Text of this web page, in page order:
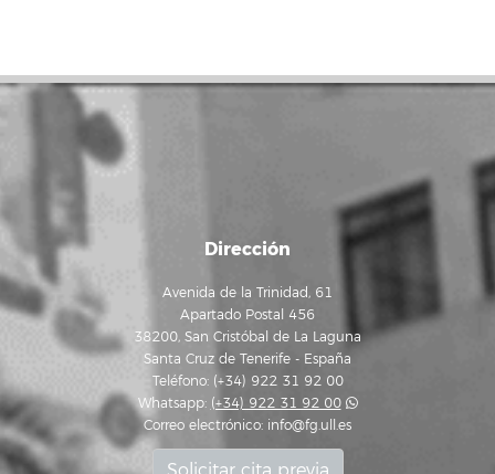
Dirección
Avenida de la Trinidad, 61
Apartado Postal 456
38200, San Cristóbal de La Laguna
Santa Cruz de Tenerife - España
Teléfono: (+34) 922 31 92 00
Whatsapp: (+34) 922 31 92 00
Correo electrónico: info@fg.ull.es